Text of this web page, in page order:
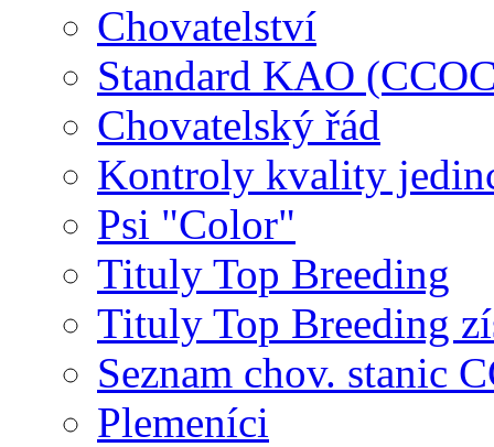
Chovatelství
Standard KAO
Chovatelský řád
Kontroly kvality
Psi "Color"
Tituly Top Breeding
Tituly Top Breeding
Seznam chov. stanic
Plemeníci